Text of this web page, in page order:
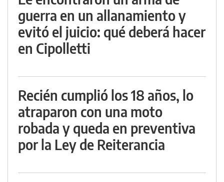
guerra en un allanamiento y
evitó el juicio: qué deberá hacer
en Cipolletti
Recién cumplió los 18 años, lo
atraparon con una moto
robada y queda en preventiva
por la Ley de Reiterancia